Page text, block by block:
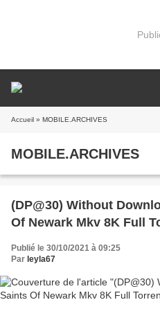
Accueil » MOBILE.ARCHIVES
MOBILE.ARCHIVES
(DP@30) Without
Of Newark Mkv 8K Full
Publié le 30/10/2021 à 09:25
Par leyla67